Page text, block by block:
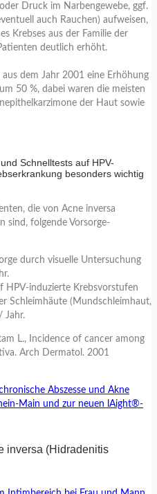
Druck im Narbengewebe, ggf.
auch Rauchen) aufweisen,
Krebses aus der Familie der
deutlich erhöht.
dem Jahr 2001 eine Erhöhung
50 %, dabei waren die meisten
der Haut sowie
Schnelltests auf HPV-
besonders wichtig
die von Acne inversa
sind, folgende Vorsorge-
durch visuelle Untersuchung
HPV-induzierte Krebsvorstufen
Schleimhäute (Mundschleimhaut,
Jahr.
L., Incidence of cancer among
Arch Dermatol. 2001
Abszesse und Akne
Main und zur neuen lAight®-
inversa (Hidradenitis